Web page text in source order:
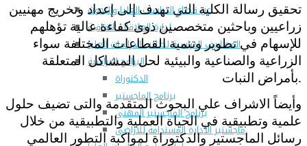
عن قطاع الدراسات العليا والبحوث
إدارة العلاقات الثقافية
المصاريف الدراسية لطلاب الدراسات العليا
البرامج الدراسية
الدكتوراة
برنامج الماجستير
برنامج الماجستير المهنى
ماجستير الأدارة المستدامة للأراضى
تحقيق رسالة الكلية التي تهدف إلى إعداد وتخريج مهنيين
زراعيين وباحثين متخصصين ذوى كفاءة عالية تؤهلهم
للإسهام في تطوير وتنمية القطاعات المختلفة سواء
الزراعية والصناعية والبيئية لحل المشاكل المتعلقة
بأمراض النبات.
وأيضاً الاشراف علي البحوث المتقدمة والتى تضيف حلول
علمية وتطبيقية في الحياة العملية والتطبيقية من خلال
رسائل الماجستير والدكتوراة لمواكبة التطور العالمي